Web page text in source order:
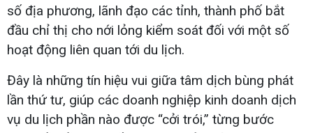
số địa phương, lãnh đạo các tỉnh, thành phố bắt
đầu chỉ thị cho nới lỏng kiểm soát đối với một số
hoạt động liên quan tới du lịch.
Đây là những tín hiệu vui giữa tâm dịch bùng phát
lần thứ tư, giúp các doanh nghiệp kinh doanh dịch
vụ du lịch phần nào được “cởi trói,” từng bước